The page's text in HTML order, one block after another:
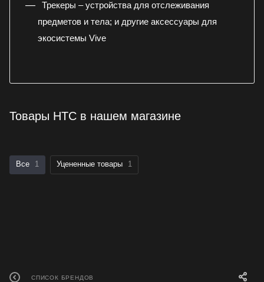
Трекеры – устройства для отслеживания
предметов и тела; и другие аксессуары для
экосистемы Vive
Товары HTC в нашем магазине
Все 1 Уцененные товары 1
СПИСОК БРЕНДОВ